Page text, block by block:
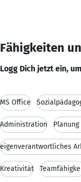
Fähigkeiten
Logg Dich jetzt ein,
MS Office
Administration Planung
eigenverantwortliches
Kreativität